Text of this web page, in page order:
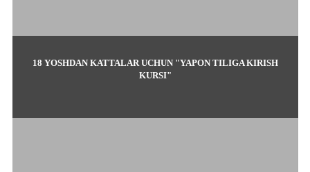
18 YOSHDAN KATTALAR UCHUN "YAPON TILIGA KIRISH
KURSI"